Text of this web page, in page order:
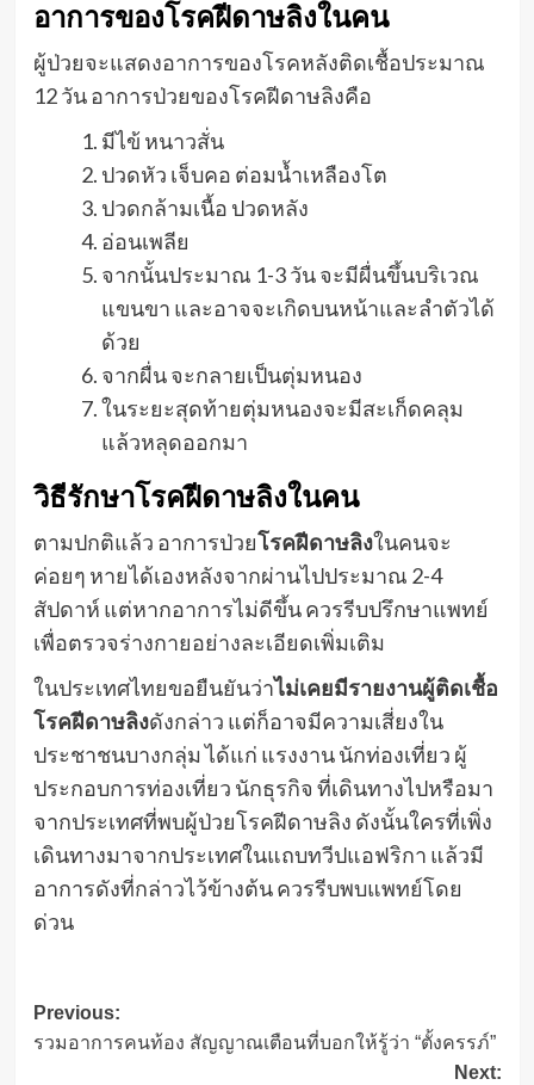
อาการของโรคฝีดาษลิงในคน
ผู้ป่วยจะแสดงอาการของโรคหลังติดเชื้อประมาณ
12 วัน อาการป่วยของโรคฝีดาษลิงคือ
มีไข้ หนาวสั่น
ปวดหัว เจ็บคอ ต่อมน้ำเหลืองโต
ปวดกล้ามเนื้อ ปวดหลัง
อ่อนเพลีย
จากนั้นประมาณ 1-3 วัน จะมีผื่นขึ้นบริเวณ
แขนขา และอาจจะเกิดบนหน้าและลำตัวได้
ด้วย
จากผื่น จะกลายเป็นตุ่มหนอง
ในระยะสุดท้ายตุ่มหนองจะมีสะเก็ดคลุม
แล้วหลุดออกมา
วิธีรักษาโรคฝีดาษลิงในคน
ตามปกติแล้ว อาการป่วยโรคฝีดาษลิงในคนจะ
ค่อยๆ หายได้เองหลังจากผ่านไปประมาณ 2-4
สัปดาห์ แต่หากอาการไม่ดีขึ้น ควรรีบปรึกษาแพทย์
เพื่อตรวจร่างกายอย่างละเอียดเพิ่มเติม
ในประเทศไทยขอยืนยันว่าไม่เคยมีรายงานผู้ติดเชื้อ
โรคฝีดาษลิงดังกล่าว แต่ก็อาจมีความเสี่ยงใน
ประชาชนบางกลุ่ม ได้แก่ แรงงาน นักท่องเที่ยว ผู้
ประกอบการท่องเที่ยว นักธุรกิจ ที่เดินทางไปหรือมา
จากประเทศที่พบผู้ป่วยโรคฝีดาษลิง ดังนั้นใครที่เพิ่ง
เดินทางมาจากประเทศในแถบทวีปแอฟริกา แล้วมี
อาการดังที่กล่าวไว้ข้างต้น ควรรีบพบแพทย์โดย
ด่วน
Post
navigation
Previous:
รวมอาการคนท้อง สัญญาณเตือนที่บอกให้รู้ว่า “ตั้งครรภ์”
Next: